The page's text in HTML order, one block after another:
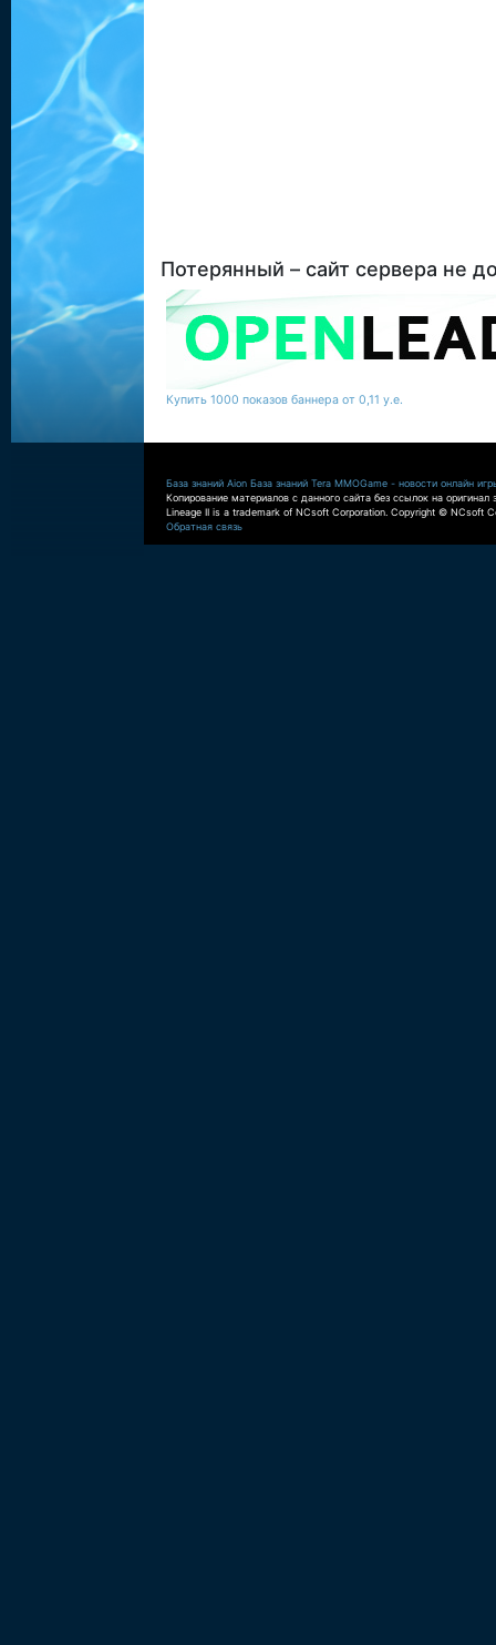
Потерянный – сайт сервера не
Купить 1000 показов баннера от 0,11 у.е.
База знаний Aion База знаний Tera MMOGame - новости онлайн
Копирование материалов с данного сайта без ссылок на оригинал
Lineage II is a trademark of NCsoft Corporation. Copyright © NCsoft
Обратная связь